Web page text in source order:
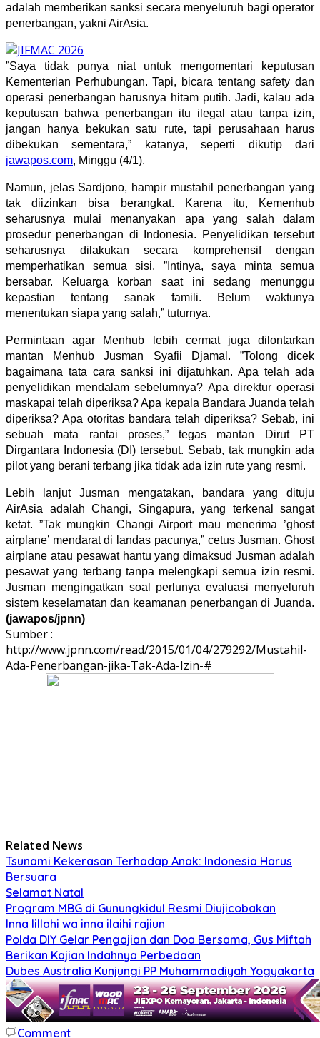
adalah memberikan sanksi secara menyeluruh bagi operator
penerbangan, yakni AirAsia.
”Saya tidak punya niat untuk mengomentari keputusan
Kementerian Perhubungan. Tapi, bicara tentang safety dan
operasi penerbangan harusnya hitam putih. Jadi, kalau ada
keputusan bahwa penerbangan itu ilegal atau tanpa izin,
jangan hanya bekukan satu rute, tapi perusahaan harus
dibekukan sementara,” katanya, seperti dikutip dari
jawapos.com, Minggu (4/1).
Namun, jelas Sardjono, hampir mustahil penerbangan yang
tak diizinkan bisa berangkat. Karena itu, Kemenhub
seharusnya mulai menanyakan apa yang salah dalam
prosedur penerbangan di Indonesia. Penyelidikan tersebut
seharusnya dilakukan secara komprehensif dengan
memperhatikan semua sisi. ”Intinya, saya minta semua
bersabar. Keluarga korban saat ini sedang menunggu
kepastian tentang sanak famili. Belum waktunya
menentukan siapa yang salah,” tuturnya.
Permintaan agar Menhub lebih cermat juga dilontarkan
mantan Menhub Jusman Syafii Djamal. ”Tolong dicek
bagaimana tata cara sanksi ini dijatuhkan. Apa telah ada
penyelidikan mendalam sebelumnya? Apa direktur operasi
maskapai telah diperiksa? Apa kepala Bandara Juanda telah
diperiksa? Apa otoritas bandara telah diperiksa? Sebab, ini
sebuah mata rantai proses,” tegas mantan Dirut PT
Dirgantara Indonesia (DI) tersebut. Sebab, tak mungkin ada
pilot yang berani terbang jika tidak ada izin rute yang resmi.
Lebih lanjut Jusman mengatakan, bandara yang dituju
AirAsia adalah Changi, Singapura, yang terkenal sangat
ketat. ”Tak mungkin Changi Airport mau menerima ’ghost
airplane’ mendarat di landas pacunya,” cetus Jusman. Ghost
airplane atau pesawat hantu yang dimaksud Jusman adalah
pesawat yang terbang tanpa melengkapi semua izin resmi.
Jusman mengingatkan soal perlunya evaluasi menyeluruh
sistem keselamatan dan keamanan penerbangan di Juanda.
(jawapos/jpnn)
Sumber :
http://www.jpnn.com/read/2015/01/04/279292/Mustahil-
Ada-Penerbangan-jika-Tak-Ada-Izin-#
Related News
Tsunami Kekerasan Terhadap Anak: Indonesia Harus
Bersuara
Selamat Natal
Program MBG di Gunungkidul Resmi Diujicobakan
Inna lillahi wa inna ilaihi rajiun
Polda DIY Gelar Pengajian dan Doa Bersama, Gus Miftah
Berikan Kajian Indahnya Perbedaan
Dubes Australia Kunjungi PP Muhammadiyah Yogyakarta
Comment